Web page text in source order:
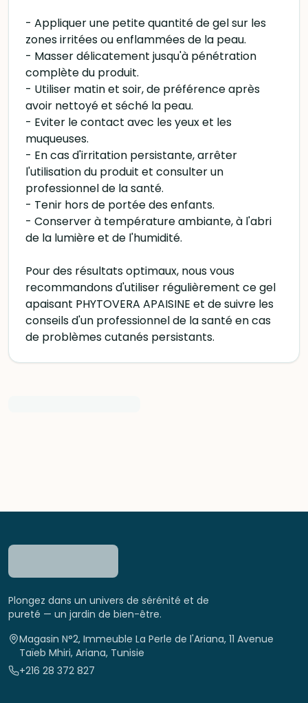
- Appliquer une petite quantité de gel sur les
zones irritées ou enflammées de la peau.
- Masser délicatement jusqu'à pénétration
complète du produit.
- Utiliser matin et soir, de préférence après
avoir nettoyé et séché la peau.
- Eviter le contact avec les yeux et les
muqueuses.
- En cas d'irritation persistante, arrêter
l'utilisation du produit et consulter un
professionnel de la santé.
- Tenir hors de portée des enfants.
- Conserver à température ambiante, à l'abri
de la lumière et de l'humidité.
Pour des résultats optimaux, nous vous
recommandons d'utiliser régulièrement ce gel
apaisant PHYTOVERA APAISINE et de suivre les
conseils d'un professionnel de la santé en cas
de problèmes cutanés persistants.
Plongez dans un univers de sérénité et de
pureté — un jardin de bien-être.
Magasin N°2, Immeuble La Perle de l'Ariana, 11 Avenue
Taïeb Mhiri, Ariana, Tunisie
+216 28 372 827